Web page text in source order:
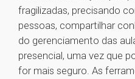
fragilizadas, precisando
pessoas, compartilhar
do gerenciamento das
presencial, uma vez que
for mais seguro. As